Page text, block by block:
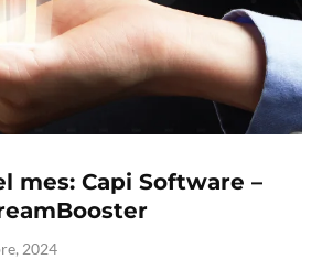
mes: Capi Software –
2024